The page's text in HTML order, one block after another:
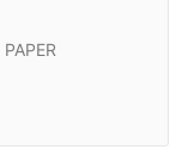
PAPER